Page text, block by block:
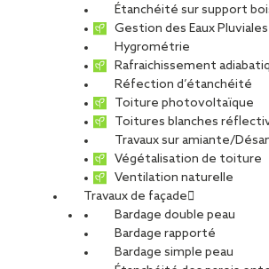
Étanchéité sur support
Gestion des Eaux Pluviales
Hygrométrie
Rafraichissement
Réfection d’étanchéité
Toiture photovoltaïque
Toitures blanches
Travaux sur amiante/
Végétalisation de toiture
Ventilation naturelle
Travaux de façade
Bardage double peau
Bardage rapporté
Bardage simple peau